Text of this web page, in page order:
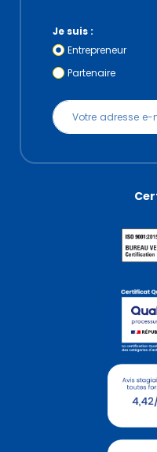
Je suis :
Entrepreneur
Partenaire